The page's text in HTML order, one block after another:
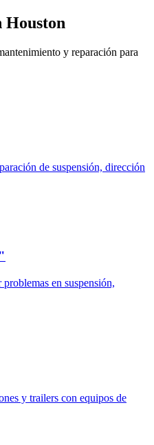
Houston
y reparación para
de suspensión, dirección
en suspensión,
y trailers con equipos de